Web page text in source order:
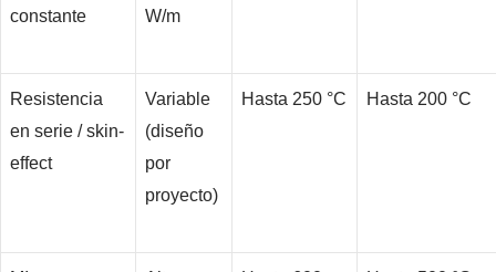
constante
W/m
Resistencia
en serie / skin-
effect
Variable
(diseño
por
proyecto)
Hasta 250 °C Hasta 200 °C